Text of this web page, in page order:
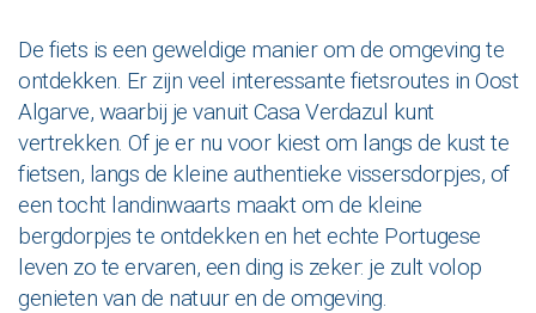
De fiets is een geweldige manier om de omgeving te
ontdekken. Er zijn veel interessante fietsroutes in Oost
Algarve, waarbij je vanuit Casa Verdazul kunt
vertrekken. Of je er nu voor kiest om langs de kust te
fietsen, langs de kleine authentieke vissersdorpjes, of
een tocht landinwaarts maakt om de kleine
bergdorpjes te ontdekken en het echte Portugese
leven zo te ervaren, een ding is zeker: je zult volop
genieten van de natuur en de omgeving.